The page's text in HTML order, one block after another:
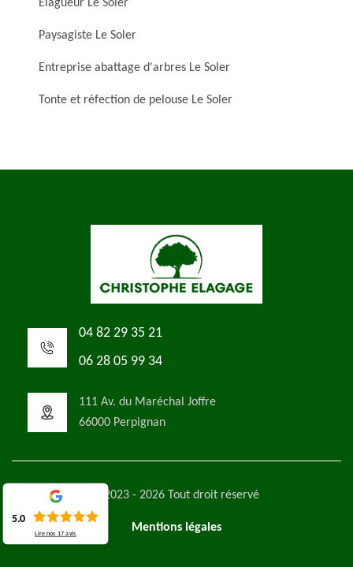
Élagueur Le Soler
Paysagiste Le Soler
Entreprise abattage d'arbres Le Soler
Tonte et réfection de pelouse Le Soler
04 82 29 35 21
06 28 05 99 34
111 Av. du Maréchal Joffre
66000 Perpignan
©2023 - 2026 Tout droit réservé
Mentions légales
5.0
Lire nos17 avis